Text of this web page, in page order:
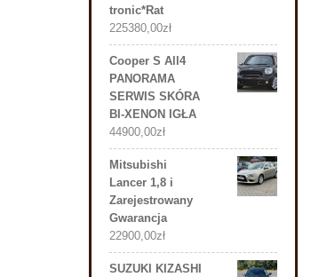
tronic*Rat
225380,00zł
Cooper S All4
PANORAMA
SERWIS SKÓRA
BI-XENON IGŁA
44900,00zł
Mitsubishi
Lancer 1,8 i
Zarejestrowany
Gwarancja
22900,00zł
SUZUKI KIZASHI